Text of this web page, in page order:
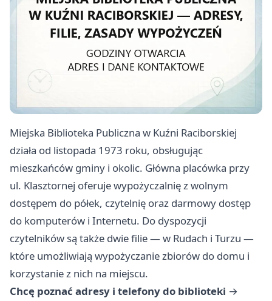
Miejska Biblioteka Publiczna w Kuźni Raciborskiej
działa od listopada 1973 roku, obsługując
mieszkańców gminy i okolic. Główna placówka przy
ul. Klasztornej oferuje wypożyczalnię z wolnym
dostępem do półek, czytelnię oraz darmowy dostęp
do komputerów i Internetu. Do dyspozycji
czytelników są także dwie filie — w Rudach i Turzu —
które umożliwiają wypożyczanie zbiorów do domu i
korzystanie z nich na miejscu.
Chcę poznać adresy i telefony do biblioteki →